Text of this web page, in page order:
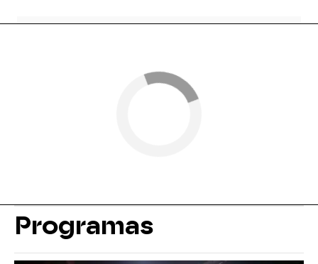
Programas